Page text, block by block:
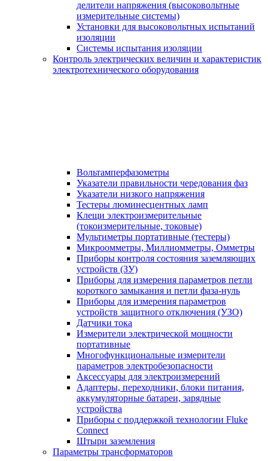
делители напряжения (высоковольтные
измерительные системы)
Установки для высоковольтных испытаний
изоляции
Системы испытания изоляции
Контроль электрических величин и характеристик
электротехнического оборудования
Вольтамперфазометры
Указатели правильности чередования фаз
Указатели низкого напряжения
Тестеры люминесцентных ламп
Клещи электроизмерительные
(токоизмерительные, токовые)
Мультиметры портативные (тестеры)
Микроомметры, Миллиомметры, Омметры
Приборы контроля состояния заземляющих
устройств (ЗУ)
Приборы для измерения параметров петли
короткого замыкания и петли фаза-нуль
Приборы для измерения параметров
устройств защитного отключения (УЗО)
Датчики тока
Измерители электрической мощности
портативные
Многофункциональные измерители
параметров электробезопасности
Аксессуары для электроизмерений
Адаптеры, переходники, блоки питания,
аккумуляторные батареи, зарядные
устройства
Приборы с поддержкой технологии Fluke
Connect
Штыри заземления
Параметры трансформаторов